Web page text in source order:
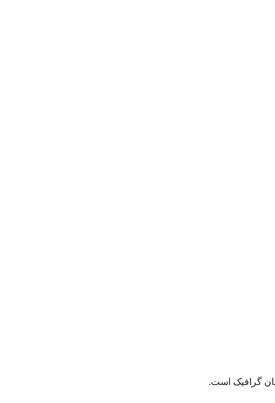
گرافیک است.